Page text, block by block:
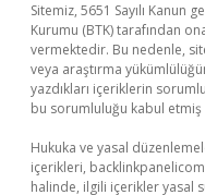
Sitemiz, 5651 Sayılı Kanun
Kurumu (BTK) tarafından
vermektedir. Bu nedenle,
veya araştırma
yazdıkları içeriklerin
bu sorumluluğu kabul etmiş
Hukuka ve yasal
içerikleri,
halinde, ilgili içerikler yasal